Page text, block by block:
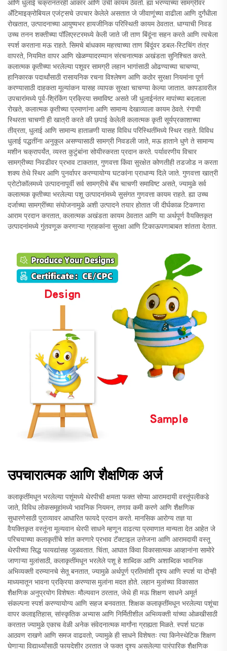
आणि धुलाई चक्रानंतरही आकार आणि उंची कायम ठेवतो. ह्या भरण्याच्या सामग्रीवर
अ‍ॅंटिमाइक्रोबियल एजंट्सचे उपचार केलेले असतात जे जीवाणूंच्या वाढीला आणि दुर्गंधीला
रोखतात, उत्पादनाच्या आयुष्यभर हायजीनिक परिस्थिती कायम ठेवतात. धाग्याची निवड
उच्च तनन शक्तीच्या पॉलिएस्टरमध्ये केली जाते जी ताण बिंदूंना सहन करते आणि त्वचेला
स्पर्श करताना मऊ राहते. सिमचे बांधकाम महत्त्वाच्या ताण बिंदूंवर डबल-स्टिचिंग तंत्र
वापरते, नियमित वापर आणि खेळण्यादरम्यान संरचनात्मक अखंडता सुनिश्चित करते.
कलात्मक कृतीच्या भरलेल्या पशूवर सामग्री लहान भागांसाठी ओढण्याच्या चाचण्या,
हानिकारक पदार्थांसाठी रासायनिक रचना विश्लेषण आणि कठोर सुरक्षा नियमांना पूर्ण
करण्यासाठी दाहकता मूल्यांकन यासह व्यापक सुरक्षा चाचण्या केल्या जातात. कापडावरील
उपचारांमध्ये पूर्व-श्रिंकिंग प्रक्रिया समाविष्ट असते जी धुलाईनंतर मापांच्या बदलाला
रोखते, कलात्मक कृतीच्या प्रमाणांना आणि सामान्य देखाव्याला कायम ठेवते. रंगाची
स्थिरता चाचणी ही खात्री करते की छपाई केलेली कलात्मक कृती सूर्यप्रकाशाच्या
तीव्रता, धुलाई आणि सामान्य हाताळणी यासह विविध परिस्थितींमध्ये स्थिर राहते. विविध
धुलाई पद्धतींना अनुकूल असण्यासाठी सामग्री निवडली जाते, मऊ हाताने धुणे ते सामान्य
मशीन चक्रापर्यंत, व्यस्त कुटुंबांना सोयीस्करता प्रदान करते. पर्यावरणीय विचार
सामग्रीच्या निवडीवर प्रभाव टाकतात, गुणवत्ता किंवा सुरक्षेत कोणतीही तडजोड न करता
शक्य तेथे स्थिर आणि पुनर्वापर करण्यायोग्य घटकांना प्राधान्य दिले जाते. गुणवत्ता खात्री
प्रोटोकॉलमध्ये उत्पादनापूर्वी सर्व सामग्रीचे बॅच चाचणी समाविष्ट असते, ज्यामुळे सर्व
कलात्मक कृतीच्या भरलेल्या पशू उत्पादनांमध्ये सुसंगत गुणवत्ता कायम राहते. ह्या उच्च
दर्जाच्या सामग्रींच्या संयोजनामुळे अशी उत्पादने तयार होतात जी दीर्घकाळ टिकणारा
आराम प्रदान करतात, कलात्मक अखंडता कायम ठेवतात आणि या अर्थपूर्ण वैयक्तिकृत
उत्पादनांमध्ये गुंतवणूक करणाऱ्या ग्राहकांना सुरक्षा आणि टिकाऊपणाबाबत शांतता देतात.
उपचारात्मक आणि शैक्षणिक अर्ज
कलाकृतींमधून भरलेल्या पशूंमध्ये थेरपीची क्षमता फक्त सोप्या आरामदायी वस्तूंपलीकडे
जाते, विविध लोकसमूहांमध्ये भावनिक नियमन, तणाव कमी करणे आणि शैक्षणिक
सुधारणेसाठी पुराव्यावर आधारित फायदे प्रदान करते. मानसिक आरोग्य तज्ञ या
वैयक्तिकृत वस्तूंना मूल्यवान थेरपी साधने म्हणून वाढत्या प्रमाणात मान्यता देत आहेत जे
परिचयाच्या कलाकृतींचे शांत करणारे प्रभाव टॅक्टाइल उत्तेजना आणि आरामदायी वस्तू
थेरपीच्या सिद्ध फायद्यांसह जुळवतात. चिंता, आघात किंवा विकासात्मक आव्हानांना सामोरे
जाणाऱ्या मुलांसाठी, कलाकृतींमधून भरलेले पशू हे शाब्दिक आणि अशाब्दिक भावनिक
अभिव्यक्ती दरम्यानचे सेतू बनतात, ज्यामुळे अर्थपूर्ण प्रतिमांशी दृश्य आणि स्पर्श या दोन्ही
माध्यमातून भावना प्रक्रिया करण्यास मुलांना मदत होते. लहान मुलांच्या विकासात
शैक्षणिक अनुप्रयोग विशेषतः मौल्यवान ठरतात, जेथे ही मऊ शिक्षण साधने अमूर्त
संकल्पना स्पर्श करण्यायोग्य आणि सहज बनवतात. शिक्षक कलाकृतींमधून भरलेल्या पशूंचा
वापर कलाइतिहास, सांस्कृतिक अभ्यास आणि निर्मितीशील अभिव्यक्ती यांच्या ओळखीसाठी
करतात ज्यामुळे एकाच वेळी अनेक संवेदनात्मक मार्गांना ग्राह्यता मिळते. स्पर्श घटक
आठवण राखणे आणि समज वाढवतो, ज्यामुळे ही साधने विशेषतः त्या किनेस्थेटिक शिक्षण
घेणाऱ्या विद्यार्थ्यांसाठी फायदेशीर ठरतात जे फक्त दृश्य असलेल्या पारंपारिक शैक्षणिक